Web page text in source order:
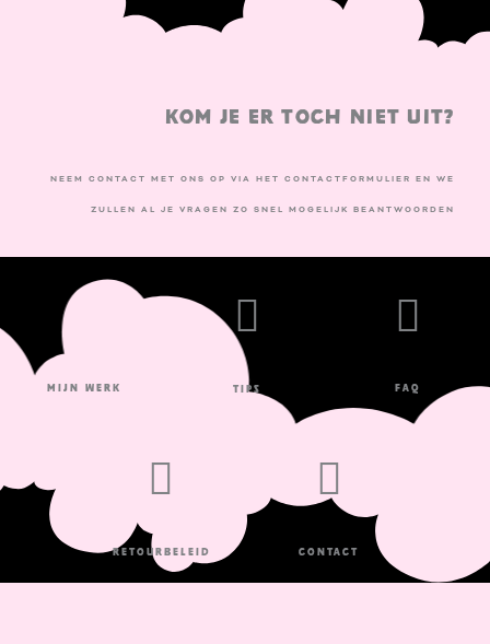
KOM JE ER TOCH NIET UIT?
NEEM CONTACT MET ONS OP VIA HET CONTACTFORMULIER EN WE
ZULLEN AL JE VRAGEN ZO SNEL MOGELIJK BEANTWOORDEN
mijn werk tips FAQ
retourbeleid contact